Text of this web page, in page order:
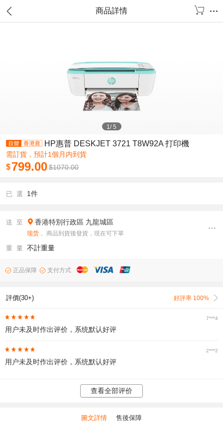
商品詳情
1/5
HP惠普 DESKJET 3721 T8W92A 打印機
需訂貨，預計1個月内到貨
$799.00$1070.00
已 選 1件
送 至 香港特別行政區 九龍城區
现货 ， 商品到貨後發貨，現在可下單
重 量 不計重量
正品保障 支付方式
評價(30+) 好評率 100%
7***4
用户未及时作出评价，系统默认好评
2***2
用户未及时作出评价，系统默认好评
查看全部评价
圖文詳情 售後保障